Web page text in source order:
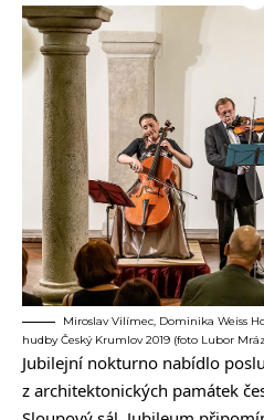
Miroslav Vilímec, Dominika Weiss
hudby Český Krumlov 2019 (foto Lubor
Jubilejní nokturno nabídlo
z architektonických památek